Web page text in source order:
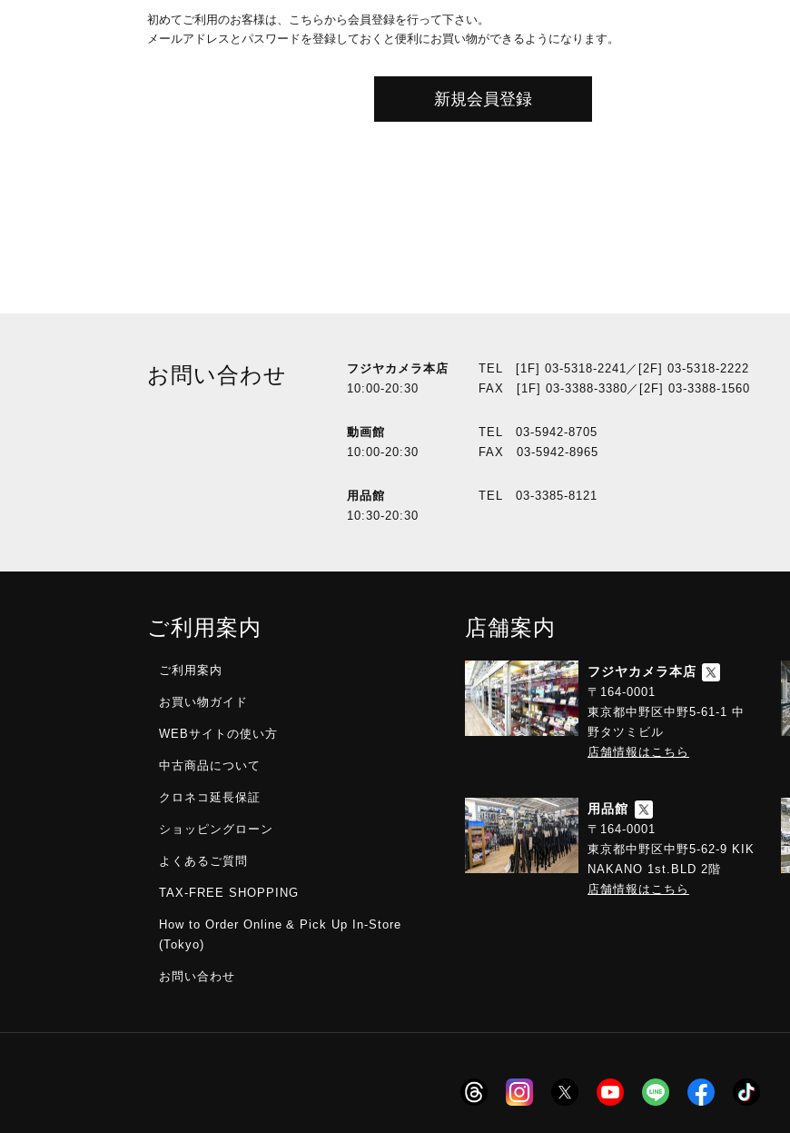
初めてご利用のお客様は、こちらから会員登録を行って下さい。
メールアドレスとパスワードを登録しておくと便利にお買い物ができるようになります。
お問い合わせ
フジヤカメラ本店
10:00-20:30
TEL [1F] 03-5318-2241／[2F] 03-5318-2222
FAX [1F] 03-3388-3380／[2F] 03-3388-1560
動画館
10:00-20:30
TEL 03-5942-8705
FAX 03-5942-8965
用品館
10:30-20:30
TEL 03-3385-8121
ご利用案内
ご利用案内
お買い物ガイド
WEBサイトの使い方
中古商品について
クロネコ延長保証
ショッピングローン
よくあるご質問
TAX-FREE SHOPPING
How to Order Online & Pick Up In-Store
(Tokyo)
お問い合わせ
店舗案内
フジヤカメラ本店
〒164-0001
東京都中野区中野5-61-1 中
野タツミビル
店舗情報はこちら
用品館
〒164-0001
東京都中野区中野5-62-9 KIK
NAKANO 1st.BLD 2階
店舗情報はこちら